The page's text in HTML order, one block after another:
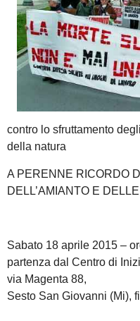
contro lo sfruttamento
della natura
A PERENNE RICORDO
DELL’AMIANTO E
Sabato 18 aprile 2015 –
partenza dal Centro di
via Magenta 88,
Sesto San Giovanni (Mi),